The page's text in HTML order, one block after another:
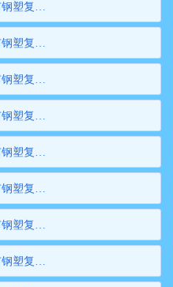
昆明市psp钢塑复合压力管,昆明市钢塑复合管,昆明市衬塑钢管,昆明市psp钢塑复合穿线管,昆明市内衬塑复合钢管
安宁市psp钢塑复合压力管,安宁市钢塑复合管,安宁市衬塑钢管,安宁市psp钢塑复合穿线管,安宁市内衬塑复合钢管
曲靖市psp钢塑复合压力管,曲靖市钢塑复合管,曲靖市衬塑钢管,曲靖市psp钢塑复合穿线管,曲靖市内衬塑复合钢管
宣威市psp钢塑复合压力管,宣威市钢塑复合管,宣威市衬塑钢管,宣威市psp钢塑复合穿线管,宣威市内衬塑复合钢管
玉溪市psp钢塑复合压力管,玉溪市钢塑复合管,玉溪市衬塑钢管,玉溪市psp钢塑复合穿线管,玉溪市内衬塑复合钢管
保山市psp钢塑复合压力管,保山市钢塑复合管,保山市衬塑钢管,保山市psp钢塑复合穿线管,保山市内衬塑复合钢管
昭通市psp钢塑复合压力管,昭通市钢塑复合管,昭通市衬塑钢管,昭通市psp钢塑复合穿线管,昭通市内衬塑复合钢管
丽江市psp钢塑复合压力管,丽江市钢塑复合管,丽江市衬塑钢管,丽江市psp钢塑复合穿线管,丽江市内衬塑复合钢管